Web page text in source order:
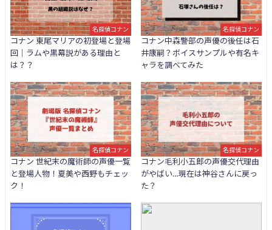
名探偵コナン
コナン 東尾マリアの初登場と登場
回｜ラムや黒幕説がある理由と
は？？
名探偵コナン
コナン中森警部の声優の後任は石
井康嗣？ボイスサンプルや有名キ
ャラを調べてみた
名探偵コナン
コナン 世紀末の魔術師の声優一覧
と登場人物！夏美や西野もチェッ
ク！
名探偵コナン
コナン毛利小五郎の声優交代理由
がやばい…現在は神谷さんに戻っ
た？